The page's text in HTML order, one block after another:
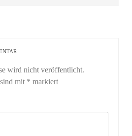
wird nicht veröffentlicht.
mit * markiert